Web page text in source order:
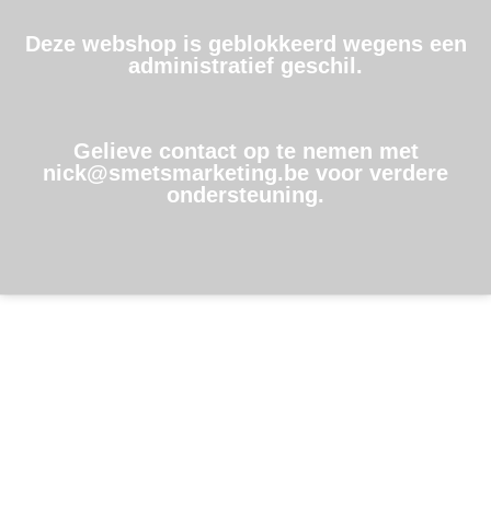
Deze webshop is geblokkeerd wegens een
administratief geschil.
Gelieve contact op te nemen met
nick@smetsmarketing.be voor verdere
ondersteuning.